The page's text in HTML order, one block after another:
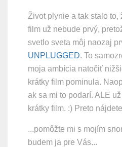
Život plynie a tak stalo to,
film už nebude prvý,
svetlo sveta môj naozaj
UNPLUGGED. To
moja ambícia natočiť
krátky film pominula.
ak sa mi to podarí. ALE
krátky film. :) Preto
...pomôžte mi s mojím
budem ja pre Vás...